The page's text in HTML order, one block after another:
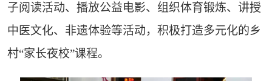
子阅读活动、播放公益电影、组织体育锻炼、讲授
中医文化、非遗体验等活动，积极打造多元化的乡
村“家长夜校”课程。